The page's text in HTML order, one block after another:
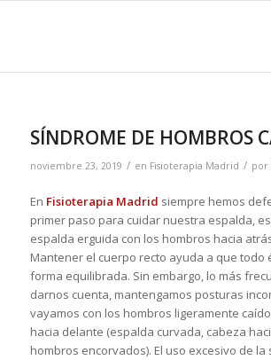
SÍNDROME DE HOMBROS
noviembre 23, 2019 / en Fisioterapia Madrid / por
En Fisioterapia Madrid siempre hemos
primer paso para cuidar nuestra espalda,
espalda erguida con los hombros hacia
Mantener el cuerpo recto ayuda a que todo
forma equilibrada. Sin embargo, lo más
darnos cuenta, mantengamos posturas
vayamos con los hombros ligeramente
hacia delante (espalda curvada, cabeza
hombros encorvados). El uso excesivo de la